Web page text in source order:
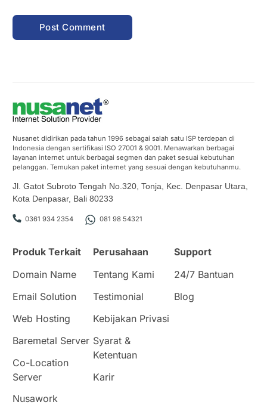
Nusanet didirikan pada tahun 1996 sebagai salah satu ISP terdepan di
Indonesia dengan sertifikasi ISO 27001 & 9001. Menawarkan berbagai
layanan internet untuk berbagai segmen dan paket sesuai kebutuhan
pelanggan. Temukan paket internet yang sesuai dengan kebutuhanmu.
Jl. Gatot Subroto Tengah No.320, Tonja, Kec. Denpasar Utara,
Kota Denpasar, Bali 80233
0361 934 2354 081 98 54321
Produk Terkait
Domain Name
Email Solution
Web Hosting
Baremetal Server
Co-Location
Server
Nusawork
Perusahaan
Tentang Kami
Testimonial
Kebijakan Privasi
Syarat &
Ketentuan
Karir
Support
24/7 Bantuan
Blog